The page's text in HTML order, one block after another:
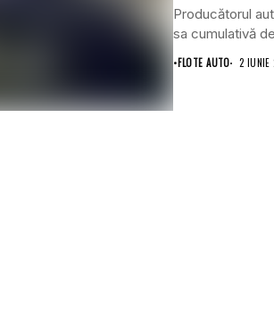
Producătorul
sa cumulativă
•FLOTE AUTO 2 IUNIE